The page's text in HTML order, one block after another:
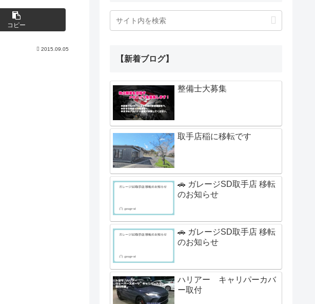
コピー
2015.09.05
【新着ブログ】
整備士大募集
取手店稲に移転です
🚗 ガレージSD取手店 移転
のお知らせ
🚗 ガレージSD取手店 移転
のお知らせ
ハリアー キャリパーカバ
ー取付